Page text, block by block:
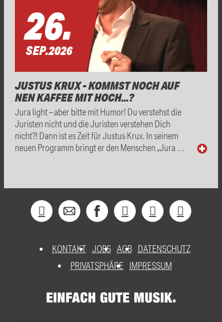
26.
SEP.2026
JUSTUS KRUX - KOMMST NOCH AUF
NEN KAFFEE MIT HOCH...?
Jura light – aber bitte mit Humor! Du verstehst die
Juristen nicht und die Juristen verstehen Dich
nicht?! Dann ist es Zeit für Justus Krux. In seinem
neuen Programm bringt er den Menschen „Jura …
KONTAKT JOBS AGB DATENSCHUTZ
PRIVATSPHÄRE
IMPRESSUM